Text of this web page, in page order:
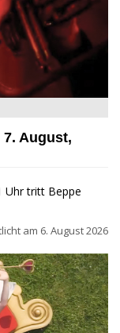
Festival
August,
Uhr tritt Beppe
am 6. August 2026